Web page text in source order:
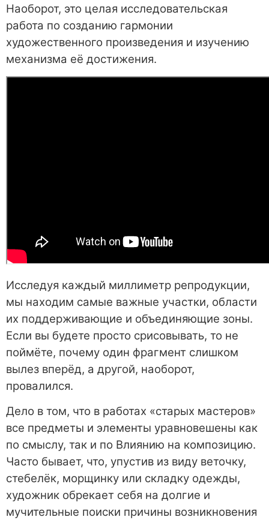
Наоборот, это целая исследовательская
работа по созданию гармонии
художественного произведения и изучению
механизма её достижения.
Исследуя каждый миллиметр репродукции,
мы находим самые важные участки, области
их поддерживающие и объединяющие зоны.
Если вы будете просто срисовывать, то не
поймёте, почему один фрагмент слишком
вылез вперёд, а другой, наоборот,
провалился.
Дело в том, что в работах «старых мастеров»
все предметы и элементы уравновешены как
по смыслу, так и по Влиянию на композицию.
Часто бывает, что, упустив из виду веточку,
стебелёк, морщинку или складку одежды,
художник обрекает себя на долгие и
мучительные поиски причины возникновения